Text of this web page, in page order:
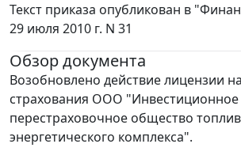
Текст приказа опубликован в
29 июля 2010 г. N 31
Обзор документа
Возобновлено действие лицензии
страхования ООО "Инвестиционное
перестраховочное общество
энергетического комплекса".